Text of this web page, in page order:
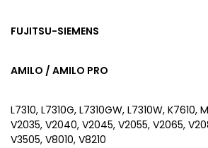
FUJITSU-SIEMENS
AMILO / AMILO PRO
L7310, L7310G, L7310GW, L7310W,
V2035, V2040, V2045, V2055, V2065,
V3505, V8010, V8210